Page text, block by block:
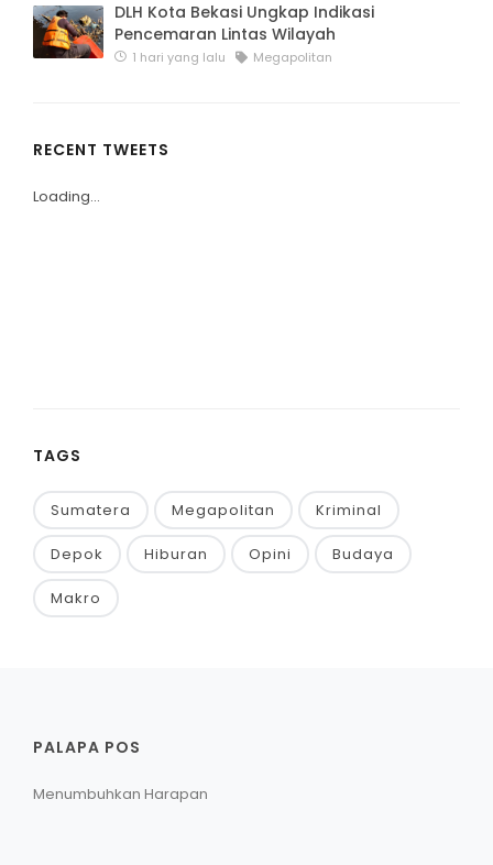
DLH Kota Bekasi Ungkap Indikasi
Pencemaran Lintas Wilayah
1 hari yang lalu Megapolitan
RECENT TWEETS
Loading...
TAGS
Sumatera Megapolitan Kriminal
Depok Hiburan Opini Budaya
Makro
PALAPA POS
Menumbuhkan Harapan